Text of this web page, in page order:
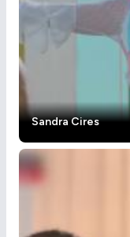
Sandra Cires